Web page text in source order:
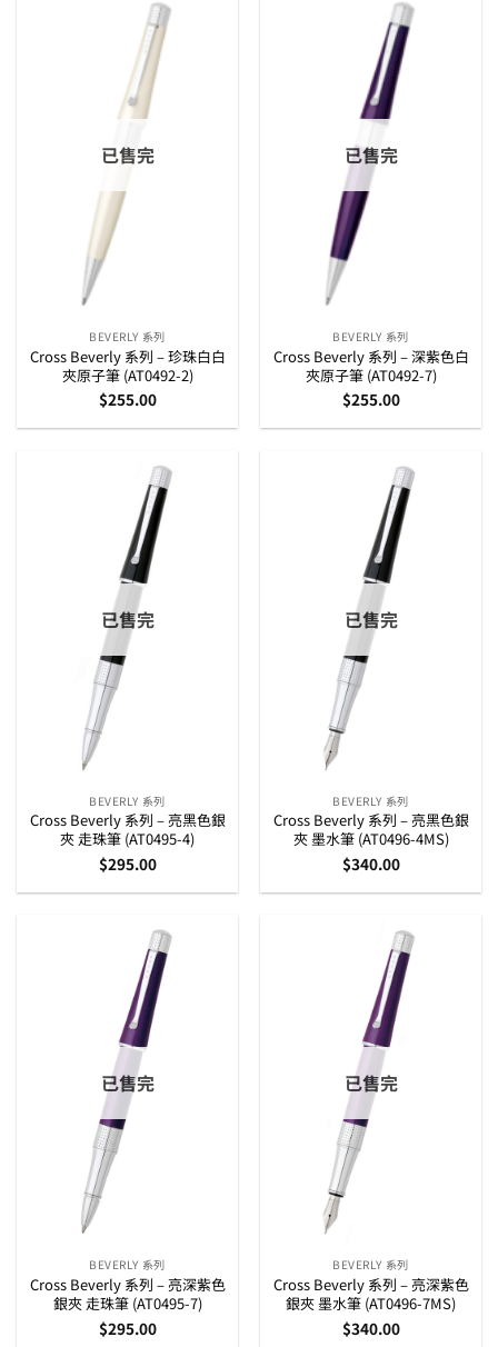
已售完
BEVERLY 系列
Cross Beverly 系列 – 珍珠白白
夾原子筆 (AT0492-2)
$255.00
已售完
BEVERLY 系列
Cross Beverly 系列 – 深紫色白
夾原子筆 (AT0492-7)
$255.00
已售完
BEVERLY 系列
Cross Beverly 系列 – 亮黑色銀
夾 走珠筆 (AT0495-4)
$295.00
已售完
BEVERLY 系列
Cross Beverly 系列 – 亮黑色銀
夾 墨水筆 (AT0496-4MS)
$340.00
已售完
BEVERLY 系列
Cross Beverly 系列 – 亮深紫色
銀夾 走珠筆 (AT0495-7)
$295.00
已售完
BEVERLY 系列
Cross Beverly 系列 – 亮深紫色
銀夾 墨水筆 (AT0496-7MS)
$340.00